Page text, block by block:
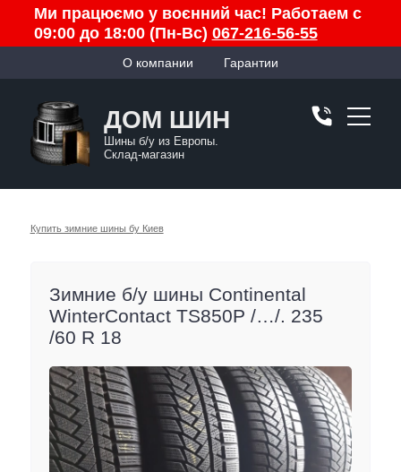
Ми працюємо у воєнний час! Работаем с
09:00 до 18:00 (Пн-Вс) 067-216-56-55
О компании Гарантии
ДОМ ШИН
Шины б/у из Европы.
Склад-магазин
Купить зимние шины бу Киев
Зимние б/у шины Continental
WinterContact TS850P /…/. 235
/60 R 18